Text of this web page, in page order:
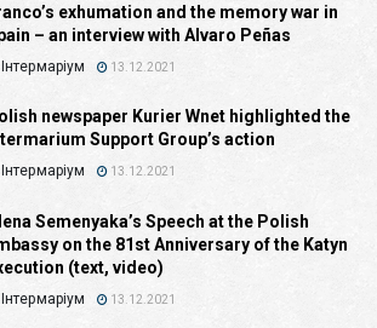
exhumation and the memory war in
– an interview with Alvaro Peñas
Інтермаріум 13.12.2021
newspaper Kurier Wnet highlighted the
Support Group’s action
Інтермаріум 13.12.2021
Semenyaka’s Speech at the Polish
on the 81st Anniversary of the Katyn
(text, video)
Інтермаріум 13.12.2021